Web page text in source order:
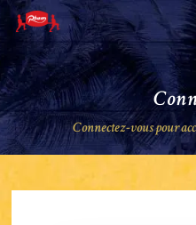
Skip
main
content
Connectez-vous pour